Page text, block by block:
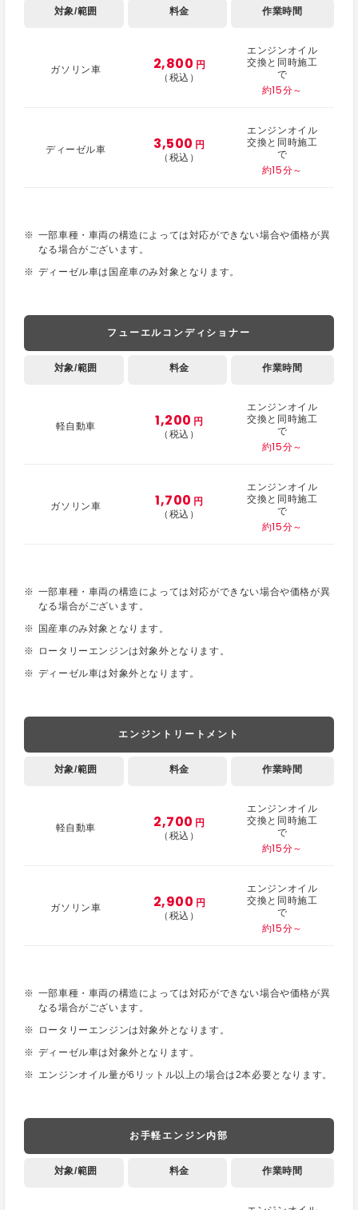
対象/範囲 料金 作業時間
ガソリン車 2,800 円
（税込）
エンジンオイル
交換と同時施工
で
約15分～
ディーゼル車 3,500 円
（税込）
エンジンオイル
交換と同時施工
で
約15分～
一部車種・車両の構造によっては対応ができない場合や価格が異
なる場合がございます。
ディーゼル車は国産車のみ対象となります。
フューエルコンディショナー
対象/範囲 料金 作業時間
軽自動車 1,200 円
（税込）
エンジンオイル
交換と同時施工
で
約15分～
ガソリン車 1,700 円
（税込）
エンジンオイル
交換と同時施工
で
約15分～
一部車種・車両の構造によっては対応ができない場合や価格が異
なる場合がございます。
国産車のみ対象となります。
ロータリーエンジンは対象外となります。
ディーゼル車は対象外となります。
エンジントリートメント
対象/範囲 料金 作業時間
軽自動車 2,700 円
（税込）
エンジンオイル
交換と同時施工
で
約15分～
ガソリン車 2,900 円
（税込）
エンジンオイル
交換と同時施工
で
約15分～
一部車種・車両の構造によっては対応ができない場合や価格が異
なる場合がございます。
ロータリーエンジンは対象外となります。
ディーゼル車は対象外となります。
エンジンオイル量が6リットル以上の場合は2本必要となります。
お手軽エンジン内部
対象/範囲 料金 作業時間